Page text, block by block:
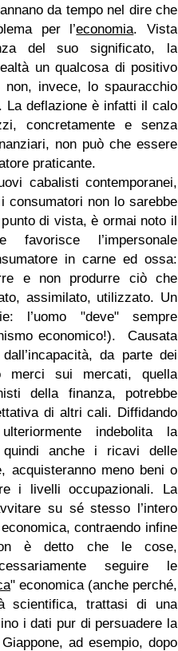
da tempo nel dire che
per l’economia. Vista
del suo significato, la
un qualcosa di positivo
invece, lo spauracchio
La deflazione è infatti il calo
concretamente e senza
non può che essere
praticante.
cabalisti contemporanei,
consumatori non lo sarebbe
di vista, è ormai noto il
favorisce l’impersonale
in carne ed ossa:
e non produrre ciò che
assimilato, utilizzato. Un
l’uomo "deve" sempre
economico!).
Causata
da parte dei
merci sui mercati, quella
della finanza, potrebbe
di altri cali. Diffidando
indebolita la
quindi anche i ricavi delle
acquisteranno meno beni o
i livelli occupazionali. La
su sé stesso l’intero
contraendo infine
è detto che le cose,
seguire le
" economica (anche perché,
scientifica, trattasi di una
i dati pur di persuadere la
ad esempio, dopo